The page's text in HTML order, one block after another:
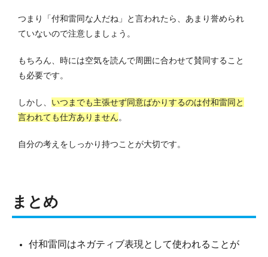
つまり「付和雷同な人だね」と言われたら、あまり誉められ
ていないので注意しましょう。
もちろん、時には空気を読んで周囲に合わせて賛同すること
も必要です。
しかし、 いつまでも主張せず同意ばかりするのは付和雷同と
言われても仕方ありません。
自分の考えをしっかり持つことが大切です。
まとめ
付和雷同はネガティブ表現として使われることが